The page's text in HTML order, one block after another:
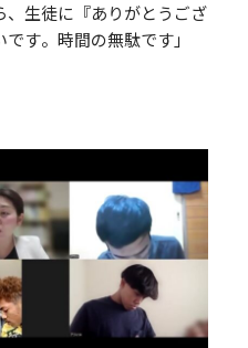
、生徒に『ありがとうござ
す。時間の無駄です」